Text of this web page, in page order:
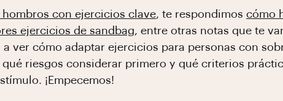
con ejercicios clave, te respondimos cómo
ejercicios de sandbag, entre otras notas que te
ver cómo adaptar ejercicios para personas con
riesgos considerar primero y qué criterios
¡Empecemos!